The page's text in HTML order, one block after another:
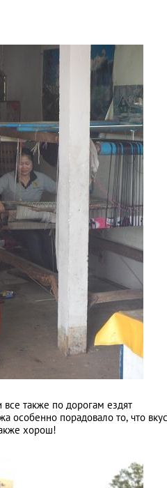
также по дорогам ездят
особенно порадовало то, что вкус
хорош!